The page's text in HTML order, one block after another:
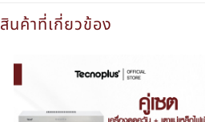
สินค้าที่เกี่ยวข้อง